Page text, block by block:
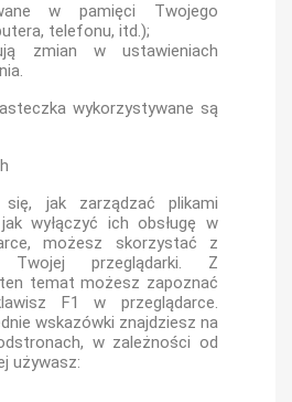
w pamięci Twojego
telefonu, itd.);
zmian w ustawieniach
wykorzystywane są
się, jak zarządzać plikami
wyłączyć ich obsługę w
możesz skorzystać z
przeglądarki. Z
temat możesz zapoznać
F1 w przeglądarce.
wskazówki znajdziesz na
w zależności od
używasz: